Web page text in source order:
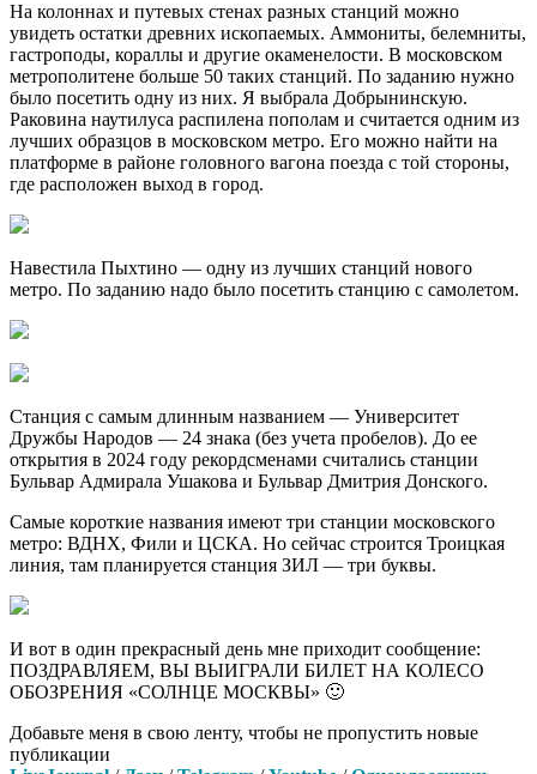
На колоннах и путевых стенах разных станций можно
увидеть остатки древних ископаемых. Аммониты, белемниты,
гастроподы, кораллы и другие окаменелости. В московском
метрополитене больше 50 таких станций. По заданию нужно
было посетить одну из них. Я выбрала Добрынинскую.
Раковина наутилуса распилена пополам и считается одним из
лучших образцов в московском метро. Его можно найти на
платформе в районе головного вагона поезда с той стороны,
где расположен выход в город.
Навестила Пыхтино — одну из лучших станций нового
метро. По заданию надо было посетить станцию с самолетом.
Станция с самым длинным названием — Университет
Дружбы Народов — 24 знака (без учета пробелов). До ее
открытия в 2024 году рекордсменами считались станции
Бульвар Адмирала Ушакова и Бульвар Дмитрия Донского.
Самые короткие названия имеют три станции московского
метро: ВДНХ, Фили и ЦСКА. Но сейчас строится Троицкая
линия, там планируется станция ЗИЛ — три буквы.
И вот в один прекрасный день мне приходит сообщение:
ПОЗДРАВЛЯЕМ, ВЫ ВЫИГРАЛИ БИЛЕТ НА КОЛЕСО
ОБОЗРЕНИЯ «СОЛНЦЕ МОСКВЫ» 🙂
Добавьте меня в свою ленту, чтобы не пропустить новые
публикации